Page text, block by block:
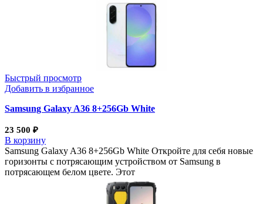
Быстрый просмотр
Добавить в избранное
Samsung Galaxy A36 8+256Gb White
23 500 ₽
В корзину
Samsung Galaxy A36 8+256Gb White Откройте для себя новые
горизонты с потрясающим устройством от Samsung в
потрясающем белом цвете. Этот